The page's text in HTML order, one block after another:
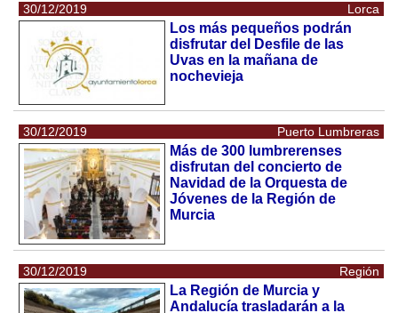
30/12/2019 Lorca
Los más pequeños podrán
disfrutar del Desfile de las
Uvas en la mañana de
nochevieja
30/12/2019 Puerto Lumbreras
Más de 300 lumbrerenses
disfrutan del concierto de
Navidad de la Orquesta de
Jóvenes de la Región de
Murcia
30/12/2019 Región
La Región de Murcia y
Andalucía trasladarán a la